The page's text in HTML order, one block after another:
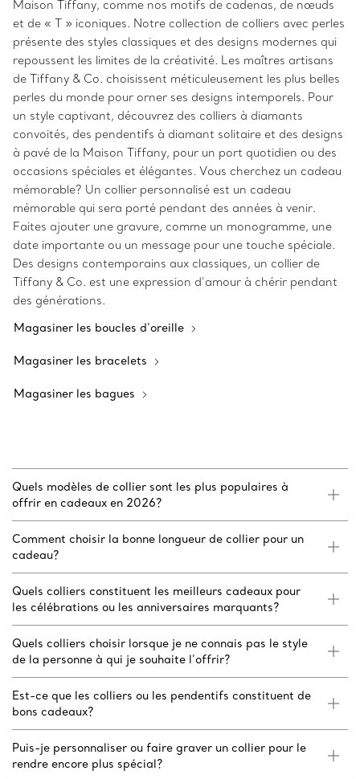
Maison Tiffany, comme nos motifs de cadenas, de nœuds
et de « T » iconiques. Notre collection de colliers avec perles
présente des styles classiques et des designs modernes qui
repoussent les limites de la créativité. Les maîtres artisans
de Tiffany & Co. choisissent méticuleusement les plus belles
perles du monde pour orner ses designs intemporels. Pour
un style captivant, découvrez des colliers à diamants
convoités, des pendentifs à diamant solitaire et des designs
à pavé de la Maison Tiffany, pour un port quotidien ou des
occasions spéciales et élégantes. Vous cherchez un cadeau
mémorable? Un collier personnalisé est un cadeau
mémorable qui sera porté pendant des années à venir.
Faites ajouter une gravure, comme un monogramme, une
date importante ou un message pour une touche spéciale.
Des designs contemporains aux classiques, un collier de
Tiffany & Co. est une expression d’amour à chérir pendant
des générations.
Magasiner les boucles d’oreille
Magasiner les bracelets
Magasiner les bagues
Quels modèles de collier sont les plus populaires à
offrir en cadeaux en 2026?
Comment choisir la bonne longueur de collier pour un
cadeau?
Quels colliers constituent les meilleurs cadeaux pour
les célébrations ou les anniversaires marquants?
Quels colliers choisir lorsque je ne connais pas le style
de la personne à qui je souhaite l’offrir?
Est-ce que les colliers ou les pendentifs constituent de
bons cadeaux?
Puis-je personnaliser ou faire graver un collier pour le
rendre encore plus spécial?